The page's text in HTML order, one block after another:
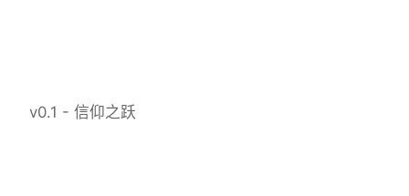
v0.1 - 信仰之跃